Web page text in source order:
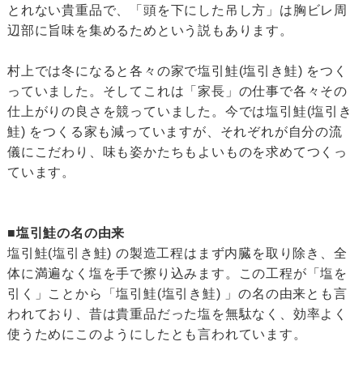
とれない貴重品で、「頭を下にした吊し方」は胸ビレ周
辺部に旨味を集めるためという説もあります。
村上では冬になると各々の家で塩引鮭(塩引き鮭) をつく
っていました。そしてこれは「家長」の仕事で各々その
仕上がりの良さを競っていました。今では塩引鮭(塩引き
鮭) をつくる家も減っていますが、それぞれが自分の流
儀にこだわり、味も姿かたちもよいものを求めてつくっ
ています。
■塩引鮭の名の由来
塩引鮭(塩引き鮭) の製造工程はまず内臓を取り除き、全
体に満遍なく塩を手で擦り込みます。この工程が「塩を
引く」ことから「塩引鮭(塩引き鮭) 」の名の由来とも言
われており、昔は貴重品だった塩を無駄なく、効率よく
使うためにこのようにしたとも言われています。